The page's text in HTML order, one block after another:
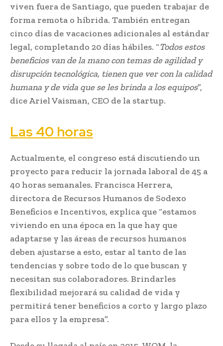
viven fuera de Santiago, que pueden trabajar de
forma remota o híbrida. También entregan
cinco días de vacaciones adicionales al estándar
legal, completando 20 días hábiles. “Todos estos
beneficios van de la mano con temas de agilidad y
disrupción tecnológica, tienen que ver con la calidad
humana y de vida que se les brinda a los equipos”,
dice Ariel Vaisman, CEO de la startup.
Las 40 horas
Actualmente, el congreso está discutiendo un
proyecto para reducir la jornada laboral de 45 a
40 horas semanales. Francisca Herrera,
directora de Recursos Humanos de Sodexo
Beneficios e Incentivos, explica que “estamos
viviendo en una época en la que hay que
adaptarse y las áreas de recursos humanos
deben ajustarse a esto, estar al tanto de las
tendencias y sobre todo de lo que buscan y
necesitan sus colaboradores. Brindarles
flexibilidad mejorará su calidad de vida y
permitirá tener beneficios a corto y largo plazo
para ellos y la empresa”.